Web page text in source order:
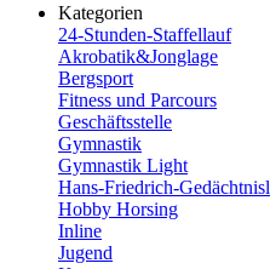
Kategorien
24-Stunden-Staffellauf
Akrobatik&Jonglage
Bergsport
Fitness und Parcours
Geschäftsstelle
Gymnastik
Gymnastik Light
Hans-Friedrich-
Hobby Horsing
Inline
Jugend